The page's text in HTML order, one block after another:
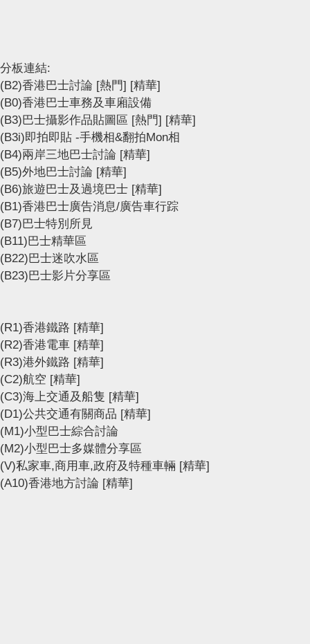
分板連結:
(B2)香港巴士討論 [熱門] [精華]
(B0)香港巴士車務及車廂設備
(B3)巴士攝影作品貼圖區 [熱門] [精華]
(B3i)即拍即貼 -手機相&翻拍Mon相
(B4)兩岸三地巴士討論 [精華]
(B5)外地巴士討論 [精華]
(B6)旅遊巴士及過境巴士 [精華]
(B1)香港巴士廣告消息/廣告車行踪
(B7)巴士特別所見
(B11)巴士精華區
(B22)巴士迷吹水區
(B23)巴士影片分享區
(R1)香港鐵路 [精華]
(R2)香港電車 [精華]
(R3)港外鐵路 [精華]
(C2)航空 [精華]
(C3)海上交通及船隻 [精華]
(D1)公共交通有關商品 [精華]
(M1)小型巴士綜合討論
(M2)小型巴士多媒體分享區
(V)私家車,商用車,政府及特種車輛 [精華]
(A10)香港地方討論 [精華]